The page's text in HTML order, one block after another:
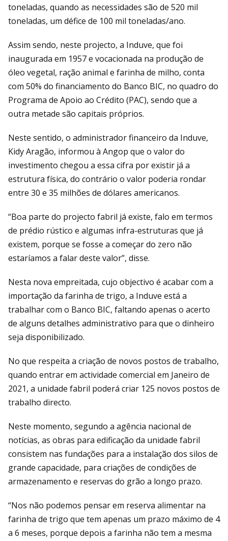
toneladas, quando as necessidades são de 520 mil
toneladas, um défice de 100 mil toneladas/ano.
Assim sendo, neste projecto, a Induve, que foi
inaugurada em 1957 e vocacionada na produção de
óleo vegetal, ração animal e farinha de milho, conta
com 50% do financiamento do Banco BIC, no quadro do
Programa de Apoio ao Crédito (PAC), sendo que a
outra metade são capitais próprios.
Neste sentido, o administrador financeiro da Induve,
Kidy Aragão, informou à Angop que o valor do
investimento chegou a essa cifra por existir já a
estrutura física, do contrário o valor poderia rondar
entre 30 e 35 milhões de dólares americanos.
“Boa parte do projecto fabril já existe, falo em termos
de prédio rústico e algumas infra-estruturas que já
existem, porque se fosse a começar do zero não
estaríamos a falar deste valor”, disse.
Nesta nova empreitada, cujo objectivo é acabar com a
importação da farinha de trigo, a Induve está a
trabalhar com o Banco BIC, faltando apenas o acerto
de alguns detalhes administrativo para que o dinheiro
seja disponibilizado.
No que respeita a criação de novos postos de trabalho,
quando entrar em actividade comercial em Janeiro de
2021, a unidade fabril poderá criar 125 novos postos de
trabalho directo.
Neste momento, segundo a agência nacional de
notícias, as obras para edificação da unidade fabril
consistem nas fundações para a instalação dos silos de
grande capacidade, para criações de condições de
armazenamento e reservas do grão a longo prazo.
“Nos não podemos pensar em reserva alimentar na
farinha de trigo que tem apenas um prazo máximo de 4
a 6 meses, porque depois a farinha não tem a mesma